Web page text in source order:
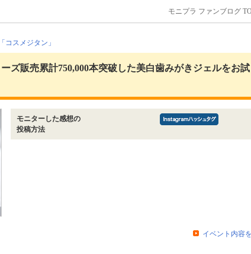
モニプラ ファンブログ
ーズ販売累計750,000本突破した美白歯みがきジェルをお
モニターした感想の
投稿方法
イベント内容